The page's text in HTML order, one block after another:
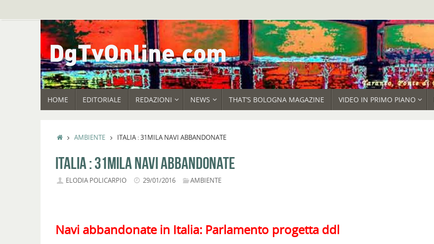
HOME EDITORIALE REDAZIONI NEWS THAT’S BOLOGNA MAGAZINE VIDEO IN PRIMO PIANO
HOMEAMBIENTE ITALIA : 31MILA NAVI ABBANDONATE
ITALIA : 31MILA NAVI ABBANDONATE
ELODIA POLICARPIO 29/01/2016 AMBIENTE
Navi abbandonate in Italia: Parlamento progetta ddl